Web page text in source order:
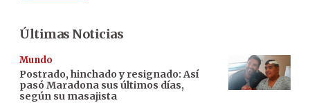
Últimas Noticias
Mundo
Postrado, hinchado y resignado: Así
pasó Maradona sus últimos días,
según su masajista